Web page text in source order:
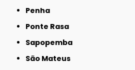
Penha
Ponte Rasa
Sapopemba
São Mateus